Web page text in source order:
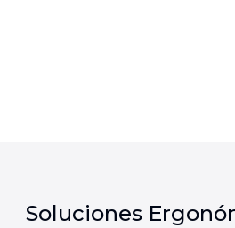
Soluciones